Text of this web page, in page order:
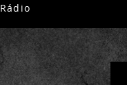
Rádio